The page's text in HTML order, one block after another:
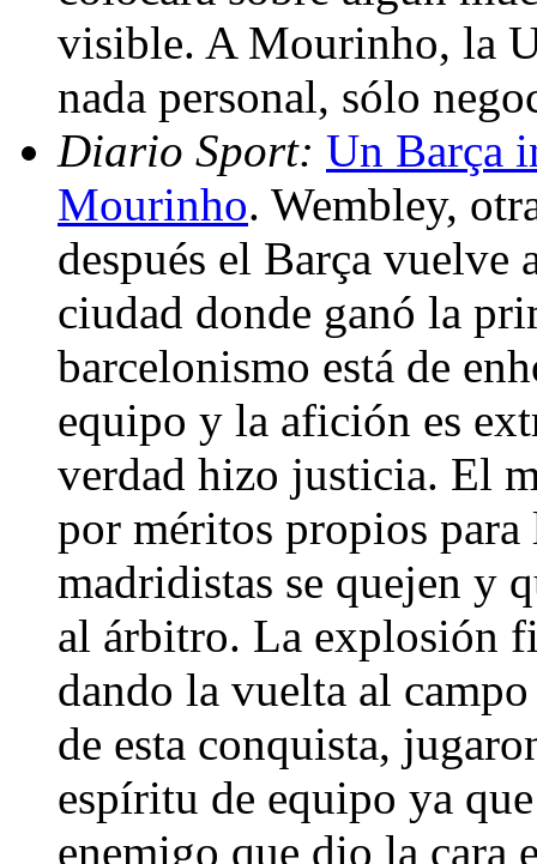
visible. A Mourinho, la
nada personal, sólo
Diario Sport: Un Barça
Mourinho. Wembley,
después el Barça vuelve
ciudad donde ganó la
barcelonismo está de
equipo y la afición es
verdad hizo justicia. El
por méritos propios
madridistas se quejen y
al árbitro. La explosión
dando la vuelta al
de esta conquista,
espíritu de equipo ya
enemigo que dio la cara